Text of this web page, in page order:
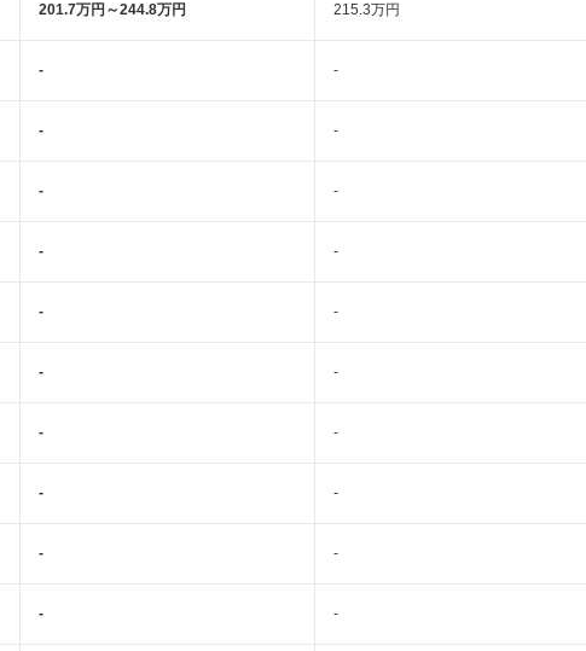
201.7万円～244.8万円 215.3万円
- -
- -
- -
- -
- -
- -
- -
- -
- -
- -